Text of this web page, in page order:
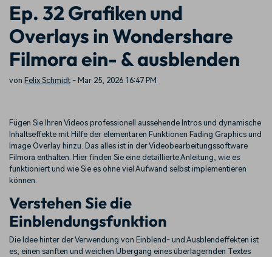
Creator
Monetarisierungs-
Programm
Monetarisieren Sie
Freunde-werben-
Programm
An Freunde empfehlen,
Belohnungen erhalten
Empfohlene Inhalte
Support
Lernen
Ep. 32 Grafiken und
Overlays in Wondershare
Filmora ein- & ausblenden
von Felix Schmidt - Mar 25, 2026 16:47 PM
Fügen Sie Ihren Videos professionell aussehende Intros und dynamische
Inhaltseffekte mit Hilfe der elementaren Funktionen Fading Graphics und
Image Overlay hinzu. Das alles ist in der Videobearbeitungssoftware
Filmora enthalten. Hier finden Sie eine detaillierte Anleitung, wie es
funktioniert und wie Sie es ohne viel Aufwand selbst implementieren
können.
Verstehen Sie die
Einblendungsfunktion
Die Idee hinter der Verwendung von Einblend- und Ausblendeffekten ist
es, einen sanften und weichen Übergang eines überlagernden Textes